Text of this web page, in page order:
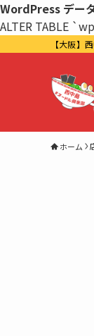
WordPress デー
ALTER TABLE
【大阪】
ホーム